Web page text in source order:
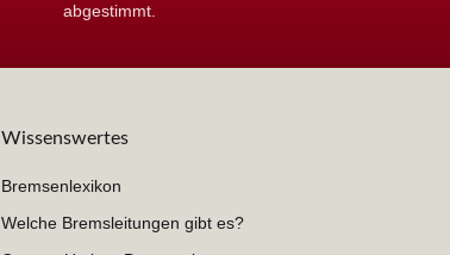
abgestimmt.
Wissenswertes
Bremsenlexikon
Welche Bremsleitungen gibt es?